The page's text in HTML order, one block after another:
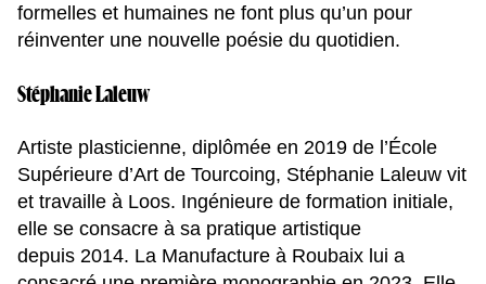
formelles et humaines ne font plus qu’un pour
réinventer une nouvelle poésie du quotidien.
Stéphanie Laleuw
Artiste plasticienne, diplômée en 2019 de l’École
Supérieure d’Art de Tourcoing, Stéphanie Laleuw vit
et travaille à Loos. Ingénieure de formation initiale,
elle se consacre à sa pratique artistique
depuis 2014. La Manufacture à Roubaix lui a